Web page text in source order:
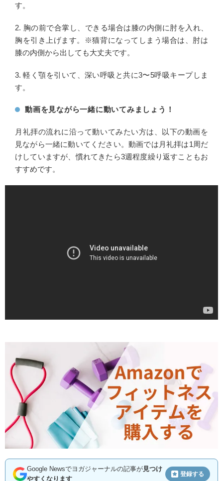
す。
2. 胸の前で合掌し、できる場合は膝の内側に肘を入れ、
胸を引き上げます。※猫背になってしまう場合は、肘は
膝の内側から出しても大丈夫です。
3. 軽く顎を引いて、深い呼吸と共に3〜5呼吸キープしま
す。
動画を見ながら一緒に動いてみましょう！
月礼拝の流れに沿って動いてみたい方は、以下の動画を
見ながら一緒に動いてください。動画では月礼拝は1周だ
けしていますが、慣れてきたら3週程度繰り返すこともお
すすめです。
Google Newsでヨガジャーナルの記事が見つけ
やすくなります
登録する